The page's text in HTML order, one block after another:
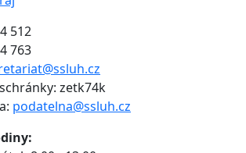
512
763
zetk74k
podatelna@ssluh.cz